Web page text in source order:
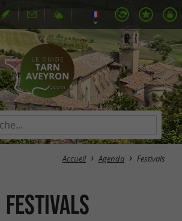
Accueil Agenda Festivals
Festivals